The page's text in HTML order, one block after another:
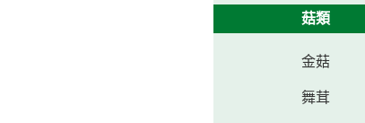
菇類
金菇
舞茸